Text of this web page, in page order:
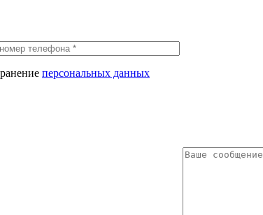
персональных данных